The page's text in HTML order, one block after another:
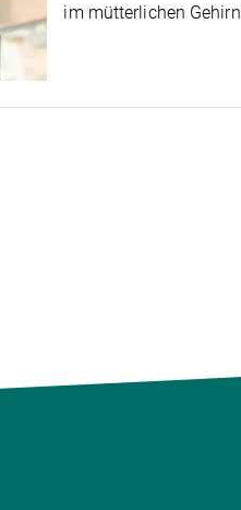
im mütterlichen Gehirn